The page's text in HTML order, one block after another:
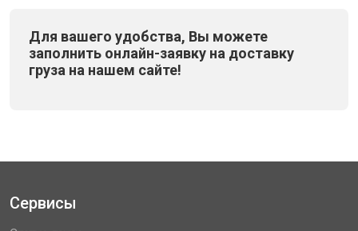
Для вашего удобства, Вы можете
заполнить онлайн-заявку на доставку
груза на нашем сайте!
Сервисы